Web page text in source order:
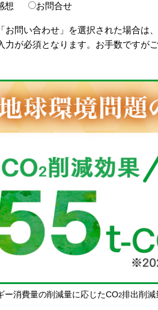
想 お問合せ
お問い合わせ」を選択された場合は
力が必須となります。お手数ですが
ー消費量の削減量に応じたCO2排出削減